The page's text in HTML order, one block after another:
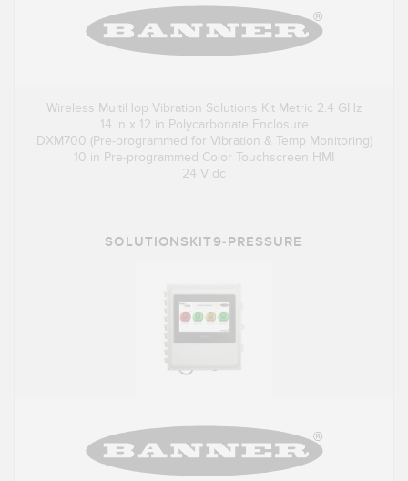
Wireless MultiHop Vibration Solutions Kit Metric 2.4 GHz
14 in x 12 in Polycarbonate Enclosure
DXM700 (Pre-programmed for Vibration & Temp Monitoring)
10 in Pre-programmed Color Touchscreen HMI
24 V dc
SOLUTIONSKIT9-PRESSURE